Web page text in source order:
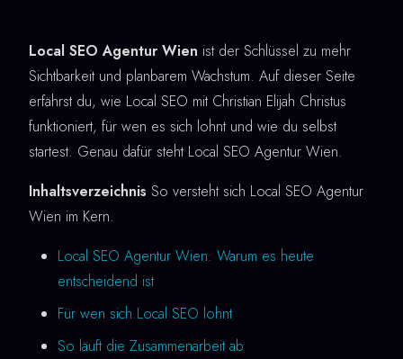
Local SEO Agentur Wien ist der Schlüssel zu mehr
Sichtbarkeit und planbarem Wachstum. Auf dieser Seite
erfährst du, wie Local SEO mit Christian Elijah Christus
funktioniert, für wen es sich lohnt und wie du selbst
startest. Genau dafür steht Local SEO Agentur Wien.
Inhaltsverzeichnis So versteht sich Local SEO Agentur
Wien im Kern.
Local SEO Agentur Wien: Warum es heute
entscheidend ist
Für wen sich Local SEO lohnt
So läuft die Zusammenarbeit ab